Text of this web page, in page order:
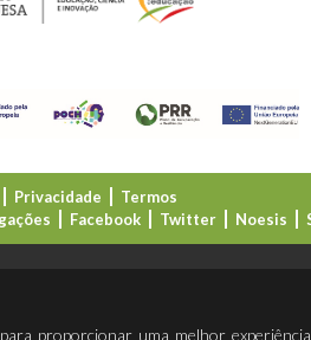
Privacidade
Termos
Facebook Twitter Noesis
proporcionar uma melhor